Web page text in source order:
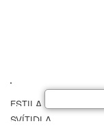
ESTILA NÁBYTEK
SVÍTIDLA